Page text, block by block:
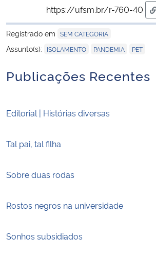
https://ufsm.br/r-760-40
Registrado em SEM CATEGORIA
Assunto(s): ISOLAMENTO PANDEMIA PET
Publicações Recentes
Editorial | Histórias diversas
Tal pai, tal filha
Sobre duas rodas
Rostos negros na universidade
Sonhos subsidiados